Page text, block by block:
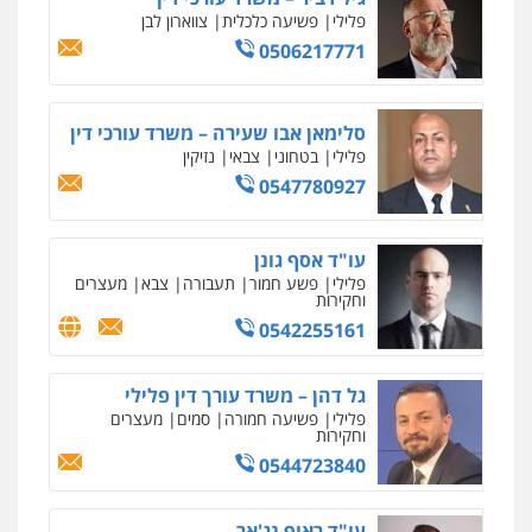
עו"ד עידית שינו-אמיתי
עורכי דין לענייני אסירים פשיעה
חמורה מעצרים וחקירות
0507587013
עו"ד אביגדור פלדמן
פלילי אסירים צווארון לבן אזרחי
עו"ד יאיר בן סימון
פלילי אזרחי ביטוח
0505719060
עו"ד נס בן נתן
פלילי פשיעה חמורה
0505555110
פלילי פשיעה כלכלית צווארון לבן
0506217771
סלימאן אבו שעירה – משרד עורכי דין
פלילי בטחוני צבאי נזיקין
0547780927
עו"ד אסף גונן
פלילי פשע חמור תעבורה צבא מעצרים
וחקירות
0542255161
גל דהן – משרד עורך דין פלילי
פלילי פשיעה חמורה סמים מעצרים
וחקירות
0544723840